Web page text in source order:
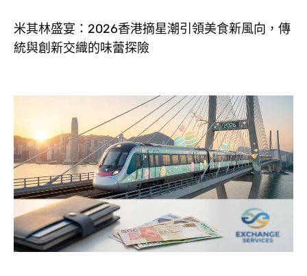
米其林盛宴：2026香港摘星潮引領美食新風向，傳
統與創新交織的味蕾探險